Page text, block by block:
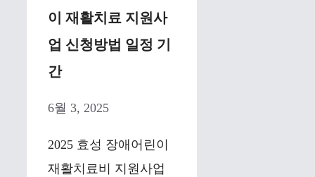
이 재활치료 지원사
업 신청방법 일정 기
간
6월 3, 2025
2025 효성 장애어린이
재활치료비 지원사업